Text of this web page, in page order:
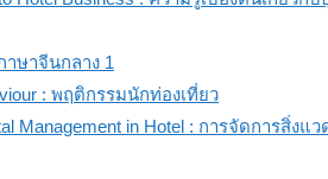
าษาจีนกลาง 1
: พฤติกรรมนักท่องเที่ยว
Management in Hotel : การจัดการสิ่งแ